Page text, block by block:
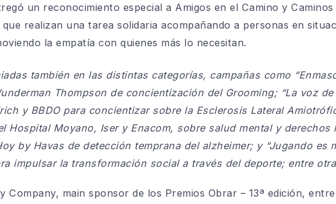
un reconocimiento especial a Amigos en el Camino y
realizan una tarea solidaria acompañando a personas en
la empatía con quienes más lo necesitan.
también en las distintas categorías, campañas como
Thompson de concientización del Grooming; “La voz de
y BBDO para concientizar sobre la Esclerosis Lateral
Hospital Moyano, Iser y Enacom, sobre salud mental y derechos
by Havas de detección temprana del alzheimer; y “Jugando es
impulsar la transformación social a través del deporte; entre
Company, main sponsor de los Premios Obrar – 13ª edición,